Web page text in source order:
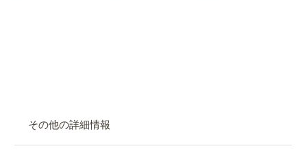
その他の詳細情報